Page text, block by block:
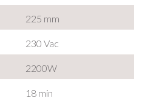
225 mm
230 Vac
2200W
18 min